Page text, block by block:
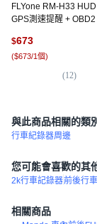
FLYone RM-H33 HUD
GPS測速提醒 + OBD2
器, 1個, 黑色
$673
($673/1個)
(12)
與此商品相關的類別
行車紀錄器周邊
您可能會喜歡的其
2k行車記錄器前後行
相關商品